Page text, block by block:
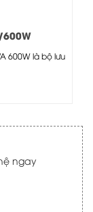
600W
600W là bộ lưu
ngay